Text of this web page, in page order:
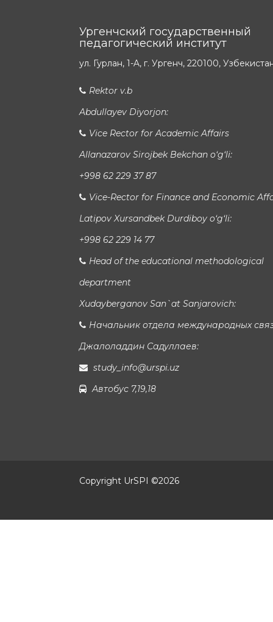
Ургенчский государственный
педагогический институт
ул. Гурлан, 1-A, г. Ургенч, 220100,
Rektor v.b
Abdullayev Diyorjon:
Vice Rector for Academic Affairs
Allanazarov Sirojbek Bekchan o‘g‘li:
+998 62 229 37 87
Vice-Rector for Finance and Economic
Latipov Xursandbek Durdiboy o‘g‘li:
+998 62 229 14 77
Head of the educational methodological
department
Xudayberganov San`at Sanjarovich:
Начальник отдела международных
Джалоладдин Садуллаев:
study_info@urspi.uz
Автобус 7,19,18
Copyright UrSPI ©2026